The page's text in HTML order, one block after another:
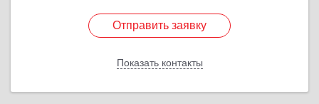
Отправить заявку
Показать контакты
Отправить заявку
Назад